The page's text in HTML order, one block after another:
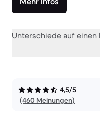
Unterschiede auf einen
4,5/5
(460 Meinungen)